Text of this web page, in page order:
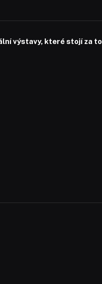
výstavy, které stojí za to